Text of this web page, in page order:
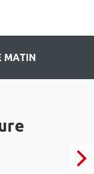
MATIN